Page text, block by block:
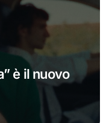
è il nuovo